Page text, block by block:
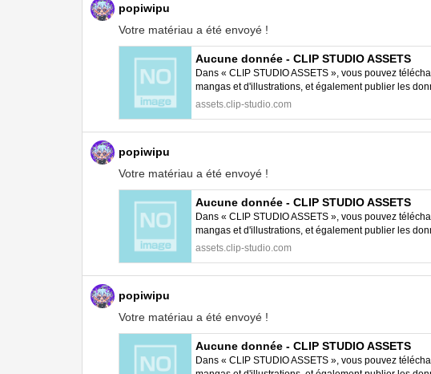
popiwipu
Votre matériau a été envoyé !
Aucune donnée - CLIP STUDIO ASSETS
Dans « CLIP STUDIO ASSETS », vous pouvez
mangas et d'illustrations, et également publier les
STUDIO PAINT.
assets.clip-studio.com
popiwipu
Votre matériau a été envoyé !
Aucune donnée - CLIP STUDIO ASSETS
Dans « CLIP STUDIO ASSETS », vous pouvez
mangas et d'illustrations, et également publier les
STUDIO PAINT.
assets.clip-studio.com
popiwipu
Votre matériau a été envoyé !
Aucune donnée - CLIP STUDIO ASSETS
Dans « CLIP STUDIO ASSETS », vous pouvez